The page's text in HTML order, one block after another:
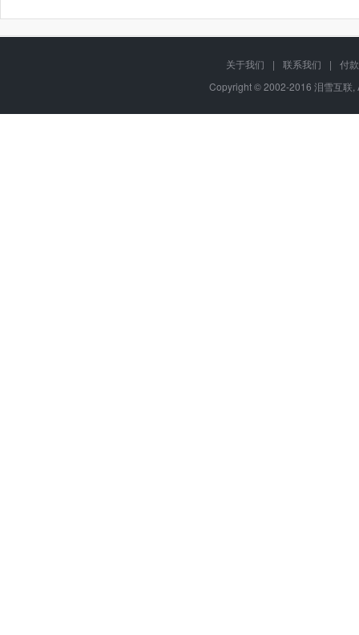
关于我们 | 联系我们 |
付
Copyright © 2002-2016 泪雪互